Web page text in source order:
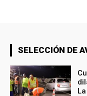
SELECCIÓN DE